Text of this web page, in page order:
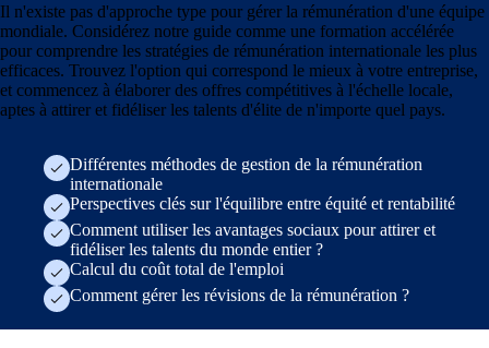
Il n'existe pas d'approche type pour gérer la rémunération d'une équipe
mondiale. Considérez notre guide comme une formation accélérée
pour comprendre les stratégies de rémunération internationale les plus
efficaces. Trouvez l'option qui correspond le mieux à votre entreprise,
et commencez à élaborer des offres compétitives à l'échelle locale,
aptes à attirer et fidéliser les talents d'élite de n'importe quel pays.
Différentes méthodes de gestion de la rémunération
internationale
Perspectives clés sur l'équilibre entre équité et rentabilité
Comment utiliser les avantages sociaux pour attirer et
fidéliser les talents du monde entier ?
Calcul du coût total de l'emploi
Comment gérer les révisions de la rémunération ?